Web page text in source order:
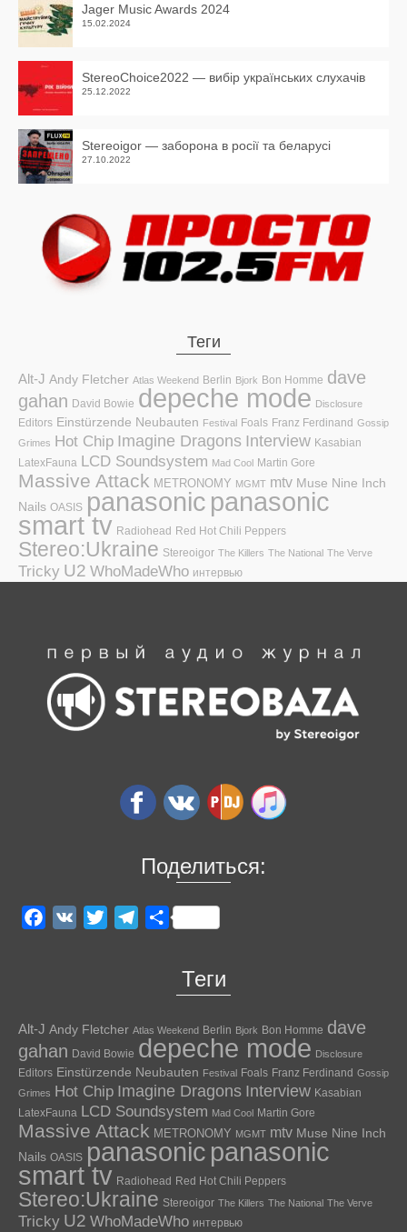
Jager Music Awards 2024
15.02.2024
StereoChoice2022 — вибір українських слухачів
25.12.2022
Stereoigor — заборона в росії та беларусі
27.10.2022
Теги
Alt-J Andy Fletcher Atlas Weekend Berlin Bjork Bon Homme dave
gahan David Bowie depeche mode Disclosure
Editors Einstürzende Neubauten Festival Foals Franz Ferdinand Gossip
Grimes Hot Chip Imagine Dragons Interview Kasabian
LatexFauna LCD Soundsystem Mad Cool Martin Gore
Massive Attack METRONOMY MGMT mtv Muse Nine Inch
Nails OASIS panasonic panasonic
smart tv Radiohead Red Hot Chili Peppers
Stereo:Ukraine Stereoigor The Killers The National The Verve
Tricky U2 WhoMadeWho интервью
Поделиться:
Facebook
VK Twitter TelegramОтправить
Теги
Alt-J Andy Fletcher Atlas Weekend Berlin Bjork Bon Homme dave
gahan David Bowie depeche mode Disclosure
Editors Einstürzende Neubauten Festival Foals Franz Ferdinand Gossip
Grimes Hot Chip Imagine Dragons Interview Kasabian
LatexFauna LCD Soundsystem Mad Cool Martin Gore
Massive Attack METRONOMY MGMT mtv Muse Nine Inch
Nails OASIS panasonic panasonic
smart tv Radiohead Red Hot Chili Peppers
Stereo:Ukraine Stereoigor The Killers The National The Verve
Tricky U2 WhoMadeWho интервью